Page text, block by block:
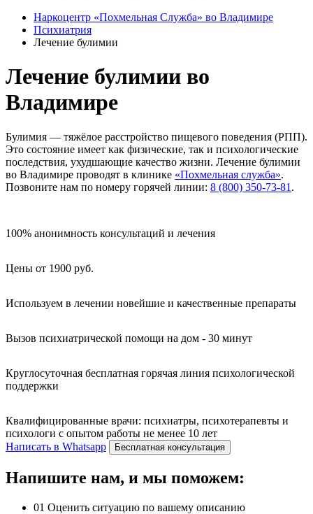
Наркоцентр «Похмельная Служба» во Владимире
Психиатрия
Лечение булимии
Лечение булимии во
Владимире
Булимия ― тяжёлое расстройство пищевого поведения (РПП).
Это состояние имеет как физические, так и психологические
последствия, ухудшающие качество жизни. Лечение булимии
во Владимире проводят в клинике «Похмельная служба».
Позвоните нам по номеру горячей линии: 8 (800) 350-73-81 .
100% анонимность консультаций и лечения
Цены от 1900 руб.
Используем в лечении новейшие и качественные препараты
Вызов психиатрической помощи на дом - 30 минут
Круглосуточная бесплатная горячая линия психологической
поддержки
Квалифицированные врачи: психиатры, психотерапевты и
психологи с опытом работы не менее 10 лет
Написать в Whatsapp
Бесплатная консультация
Напишите нам, и мы поможем:
01 Оценить ситуацию по вашему описанию